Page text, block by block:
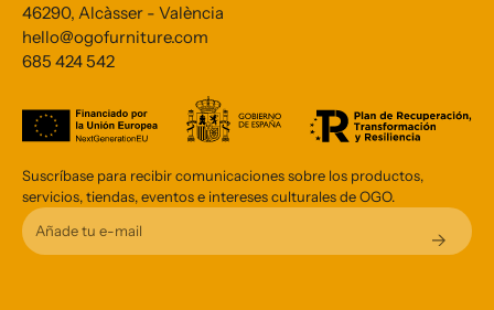
46290, Alcàsser - València
hello@ogofurniture.com
685 424 542
Suscríbase para recibir comunicaciones sobre los productos,
servicios, tiendas, eventos e intereses culturales de OGO.
Email Address